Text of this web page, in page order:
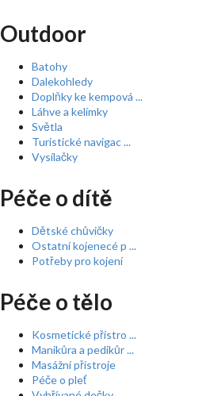
Outdoor
Batohy
Dalekohledy
Doplňky ke kempová ...
Láhve a kelímky
Světla
Turistické navigac ...
Vysílačky
Péče o dítě
Dětské chůvičky
Ostatní kojenecé p ...
Potřeby pro kojení
Péče o tělo
Kosmetické přístro ...
Manikůra a pedikůr ...
Masážní přístroje
Péče o pleť